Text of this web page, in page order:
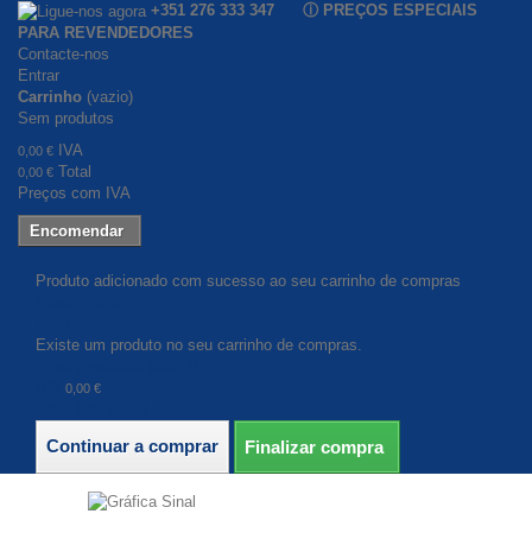
+351 276 333 347 ⓘ PREÇOS ESPECIAIS
PARA REVENDEDORES
Contacte-nos
Entrar
Carrinho (vazio)
Sem produtos
0,00 € IVA
0,00 € Total
Preços com IVA
Encomendar
Produto adicionado com sucesso ao seu carrinho de compras
Existe um produto no seu carrinho de compras.
0,00 €
Continuar a comprar Finalizar compra